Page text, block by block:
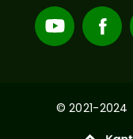
© 2021-2024